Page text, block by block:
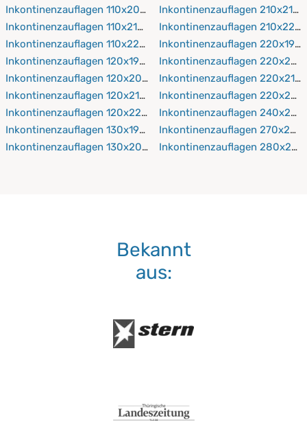
Inkontinenzauflagen 110x200 cm
Inkontinenzauflagen 110x210 cm
Inkontinenzauflagen 110x220 cm
Inkontinenzauflagen 120x190 cm
Inkontinenzauflagen 120x200 cm
Inkontinenzauflagen 120x210 cm
Inkontinenzauflagen 120x220 cm
Inkontinenzauflagen 130x190 cm
Inkontinenzauflagen 130x200 cm
Inkontinenzauflagen 210x210
Inkontinenzauflagen 210x220
Inkontinenzauflagen 220x190
Inkontinenzauflagen 220x200
Inkontinenzauflagen 220x210
Inkontinenzauflagen 220x220
Inkontinenzauflagen 240x200
Inkontinenzauflagen 270x200
Inkontinenzauflagen 280x200
Bekannt
aus: